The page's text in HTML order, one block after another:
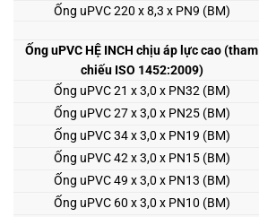
Ống uPVC 220 x 8,3 x PN9 (BM)
Ống uPVC HỆ INCH chịu áp lực cao (tham
chiếu ISO 1452:2009)
Ống uPVC 21 x 3,0 x PN32 (BM)
Ống uPVC 27 x 3,0 x PN25 (BM)
Ống uPVC 34 x 3,0 x PN19 (BM)
Ống uPVC 42 x 3,0 x PN15 (BM)
Ống uPVC 49 x 3,0 x PN13 (BM)
Ống uPVC 60 x 3,0 x PN10 (BM)